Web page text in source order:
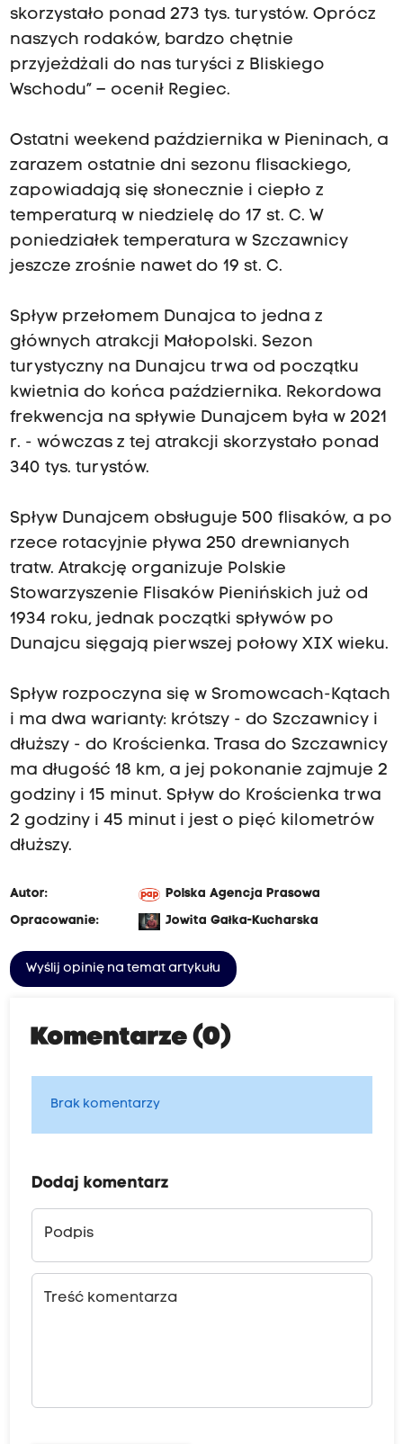
skorzystało ponad 273 tys. turystów. Oprócz
naszych rodaków, bardzo chętnie
przyjeżdżali do nas turyści z Bliskiego
Wschodu” – ocenił Regiec.
Ostatni weekend października w Pieninach, a
zarazem ostatnie dni sezonu flisackiego,
zapowiadają się słonecznie i ciepło z
temperaturą w niedzielę do 17 st. C. W
poniedziałek temperatura w Szczawnicy
jeszcze zrośnie nawet do 19 st. C.
Spływ przełomem Dunajca to jedna z
głównych atrakcji Małopolski. Sezon
turystyczny na Dunajcu trwa od początku
kwietnia do końca października. Rekordowa
frekwencja na spływie Dunajcem była w 2021
r. - wówczas z tej atrakcji skorzystało ponad
340 tys. turystów.
Spływ Dunajcem obsługuje 500 flisaków, a po
rzece rotacyjnie pływa 250 drewnianych
tratw. Atrakcję organizuje Polskie
Stowarzyszenie Flisaków Pienińskich już od
1934 roku, jednak początki spływów po
Dunajcu sięgają pierwszej połowy XIX wieku.
Spływ rozpoczyna się w Sromowcach-Kątach
i ma dwa warianty: krótszy - do Szczawnicy i
dłuższy - do Krościenka. Trasa do Szczawnicy
ma długość 18 km, a jej pokonanie zajmuje 2
godziny i 15 minut. Spływ do Krościenka trwa
2 godziny i 45 minut i jest o pięć kilometrów
dłuższy.
Autor:
Polska Agencja Prasowa
Opracowanie:
Jowita Gałka-Kucharska
Wyślij opinię na temat artykułu
Komentarze (0)
Brak komentarzy
Dodaj komentarz
Podpis
Treść komentarza